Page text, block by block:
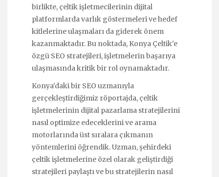
birlikte, çeltik işletmecilerinin dijital
platformlarda varlık göstermeleri ve hedef
kitlelerine ulaşmaları da giderek önem
kazanmaktadır. Bu noktada, Konya Çeltik'e
özgü SEO stratejileri, işletmelerin başarıya
ulaşmasında kritik bir rol oynamaktadır.
Konya'daki bir SEO uzmanıyla
gerçekleştirdiğimiz röportajda, çeltik
işletmelerinin dijital pazarlama stratejilerini
nasıl optimize edeceklerini ve arama
motorlarında üst sıralara çıkmanın
yöntemlerini öğrendik. Uzman, şehirdeki
çeltik işletmelerine özel olarak geliştirdiği
stratejileri paylaştı ve bu stratejilerin nasıl